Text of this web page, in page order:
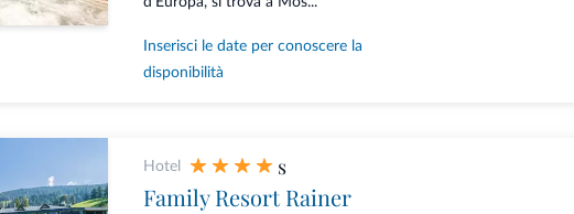
Inserisci le date per conoscere la
disponibilità
Hotel s
Family Resort Rainer